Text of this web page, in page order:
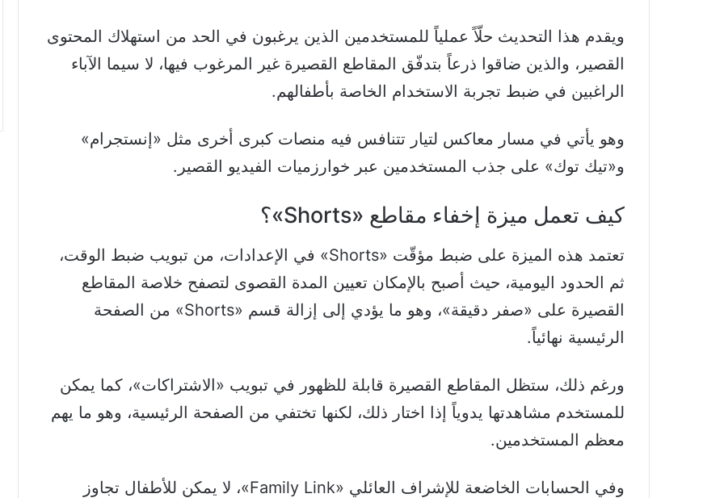
ويقدم هذا التحديث حلّاً عملياً للمستخدمين الذين يرغبون في الحد من استهلاك المحتوى
القصير، والذين ضاقوا ذرعاً بتدفّق المقاطع القصيرة غير المرغوب فيها، لا سيما الآباء
الراغبين في ضبط تجربة الاستخدام الخاصة بأطفالهم.
وهو يأتي في مسار معاكس لتيار تتنافس فيه منصات كبرى أخرى مثل «إنستجرام»
و«تيك توك» على جذب المستخدمين عبر خوارزميات الفيديو القصير.
كيف تعمل ميزة إخفاء مقاطع «Shorts»؟
تعتمد هذه الميزة على ضبط مؤقّت «Shorts» في الإعدادات، من تبويب ضبط الوقت،
ثم الحدود اليومية، حيث أصبح بالإمكان تعيين المدة القصوى لتصفح خلاصة المقاطع
القصيرة على «صفر دقيقة»، وهو ما يؤدي إلى إزالة قسم «Shorts» من الصفحة
الرئيسية نهائياً.
ورغم ذلك، ستظل المقاطع القصيرة قابلة للظهور في تبويب «الاشتراكات»، كما يمكن
للمستخدم مشاهدتها يدوياً إذا اختار ذلك، لكنها تختفي من الصفحة الرئيسية، وهو ما يهم
معظم المستخدمين.
وفي الحسابات الخاضعة للإشراف العائلي «Family Link»، لا يمكن للأطفال تجاوز